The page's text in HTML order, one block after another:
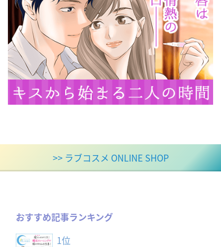
>> ラブコスメ ONLINE SHOP
おすすめ記事ランキング
1位